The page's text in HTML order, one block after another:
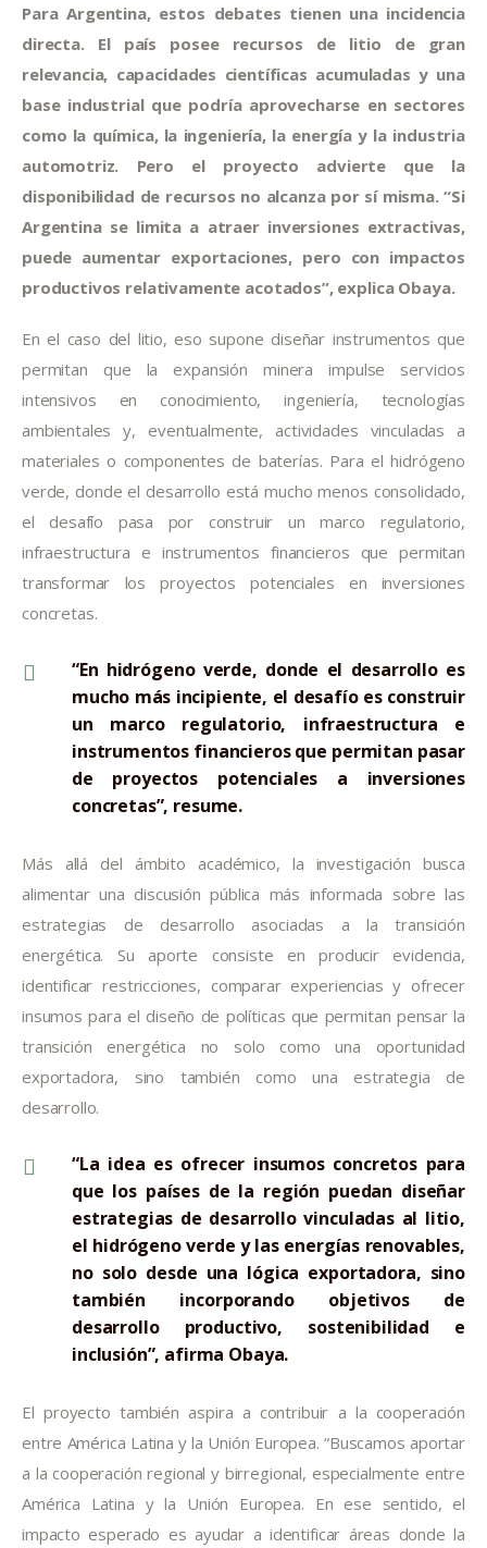
Para Argentina, estos debates tienen una incidencia
directa. El país posee recursos de litio de gran
relevancia, capacidades científicas acumuladas y una
base industrial que podría aprovecharse en sectores
como la química, la ingeniería, la energía y la industria
automotriz. Pero el proyecto advierte que la
disponibilidad de recursos no alcanza por sí misma. “Si
Argentina se limita a atraer inversiones extractivas,
puede aumentar exportaciones, pero con impactos
productivos relativamente acotados”, explica Obaya.
En el caso del litio, eso supone diseñar instrumentos que
permitan que la expansión minera impulse servicios
intensivos en conocimiento, ingeniería, tecnologías
ambientales y, eventualmente, actividades vinculadas a
materiales o componentes de baterías. Para el hidrógeno
verde, donde el desarrollo está mucho menos consolidado,
el desafío pasa por construir un marco regulatorio,
infraestructura e instrumentos financieros que permitan
transformar los proyectos potenciales en inversiones
concretas.
“En hidrógeno verde, donde el desarrollo es
mucho más incipiente, el desafío es construir
un marco regulatorio, infraestructura e
instrumentos financieros que permitan pasar
de proyectos potenciales a inversiones
concretas”, resume.
Más allá del ámbito académico, la investigación busca
alimentar una discusión pública más informada sobre las
estrategias de desarrollo asociadas a la transición
energética. Su aporte consiste en producir evidencia,
identificar restricciones, comparar experiencias y ofrecer
insumos para el diseño de políticas que permitan pensar la
transición energética no solo como una oportunidad
exportadora, sino también como una estrategia de
desarrollo.
“La idea es ofrecer insumos concretos para
que los países de la región puedan diseñar
estrategias de desarrollo vinculadas al litio,
el hidrógeno verde y las energías renovables,
no solo desde una lógica exportadora, sino
también incorporando objetivos de
desarrollo productivo, sostenibilidad e
inclusión”, afirma Obaya.
El proyecto también aspira a contribuir a la cooperación
entre América Latina y la Unión Europea. “Buscamos aportar
a la cooperación regional y birregional, especialmente entre
América Latina y la Unión Europea. En ese sentido, el
impacto esperado es ayudar a identificar áreas donde la